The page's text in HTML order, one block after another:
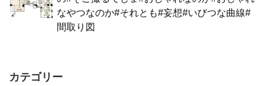
なやつなのか#それとも#妄想#いびつな曲線#
間取り図
カテゴリー